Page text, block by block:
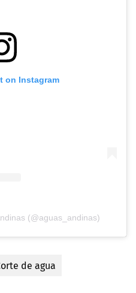
on Instagram
(@aguas_andinas)
de agua